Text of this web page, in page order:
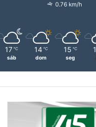
0.76 km/h
17 ℃
sáb
14 ℃
dom
15 ℃
seg